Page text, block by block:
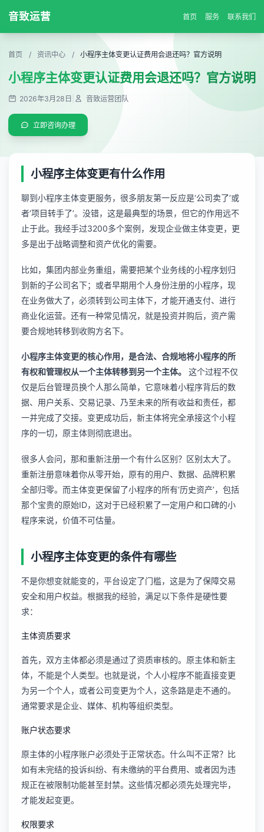
音致运营 首页 服务 联系我们
首页 / 资讯中心 / 小程序主体变更认证费用会退还吗？官方说明
小程序主体变更认证费用会退还吗？官方说明
2026年3月28日 音致运营团队
立即咨询办理
小程序主体变更有什么作用
聊到小程序主体变更服务，很多朋友第一反应是‘公司卖了’或
者‘项目转手了’。没错，这是最典型的场景，但它的作用远不
止于此。我经手过3200多个案例，发现企业做主体变更，更
多是出于战略调整和资产优化的需要。
比如，集团内部业务重组，需要把某个业务线的小程序划归
到新的子公司名下；或者早期用个人身份注册的小程序，现
在业务做大了，必须转到公司主体下，才能开通支付、进行
商业化运营。还有一种常见情况，就是投资并购后，资产需
要合规地转移到收购方名下。
小程序主体变更的核心作用，是合法、合规地将小程序的所
有权和管理权从一个主体转移到另一个主体。
这个过程不仅
仅是后台管理员换个人那么简单，它意味着小程序背后的数
据、用户关系、交易记录、乃至未来的所有收益和责任，都
一并完成了交接。变更成功后，新主体将完全承接这个小程
序的一切，原主体则彻底退出。
很多人会问，那和重新注册一个有什么区别？区别太大了。
重新注册意味着你从零开始，原有的用户、数据、品牌积累
全部归零。而主体变更保留了小程序的所有‘历史资产’，包括
那个宝贵的原始ID，这对于已经积累了一定用户和口碑的小
程序来说，价值不可估量。
小程序主体变更的条件有哪些
不是你想变就能变的，平台设定了门槛，这是为了保障交易
安全和用户权益。根据我的经验，满足以下条件是硬性要
求：
主体资质要求
首先，双方主体都必须是通过了资质审核的。原主体和新主
体，不能是个人类型。也就是说，个人小程序不能直接变更
为另一个个人，或者公司变更为个人，这条路是走不通的。
通常要求是企业、媒体、机构等组织类型。
账户状态要求
原主体的小程序账户必须处于正常状态。什么叫不正常？比
如有未完结的投诉纠纷、有未缴纳的平台费用、或者因为违
规正在被限制功能甚至封禁。这些情况都必须先处理完毕，
才能发起变更。
权限要求